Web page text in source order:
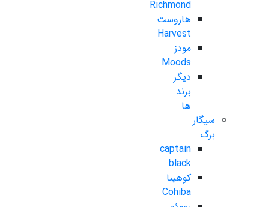
Richmond
هاروست
Harvest
مودز
Moods
دیگر
برند
ها
سیگار
برگ
captain
black
کوهیبا
Cohiba